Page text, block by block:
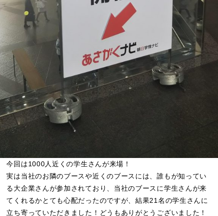
今回は1000人近くの学生さんが来場！
実は当社のお隣のブースや近くのブースには、誰もが知ってい
る大企業さんが参加されており、当社のブースに学生さんが来
てくれるかとても心配だったのですが、結果21名の学生さんに
立ち寄っていただきました！どうもありがとうございました！